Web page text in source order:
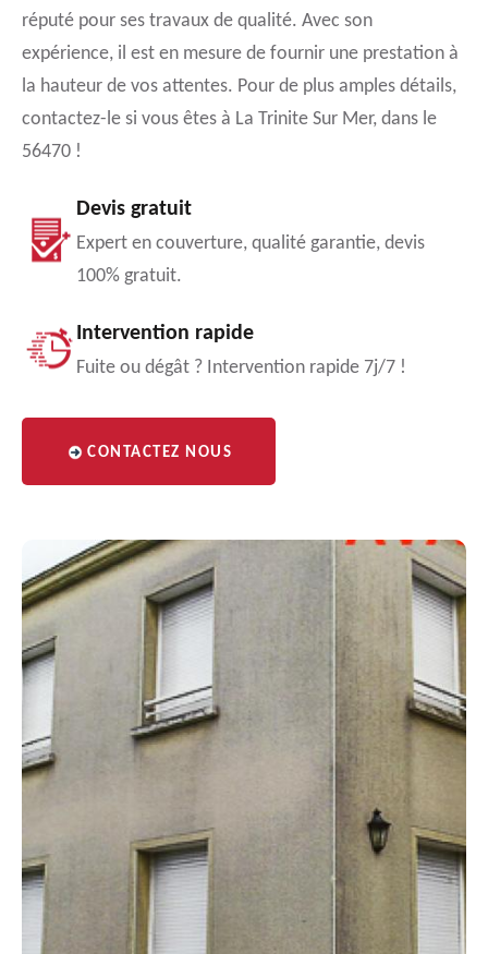
réputé pour ses travaux de qualité. Avec son
expérience, il est en mesure de fournir une prestation à
la hauteur de vos attentes. Pour de plus amples détails,
contactez-le si vous êtes à La Trinite Sur Mer, dans le
56470 !
Devis gratuit
Expert en couverture, qualité garantie, devis
100% gratuit.
Intervention rapide
Fuite ou dégât ? Intervention rapide 7j/7 !
CONTACTEZ NOUS